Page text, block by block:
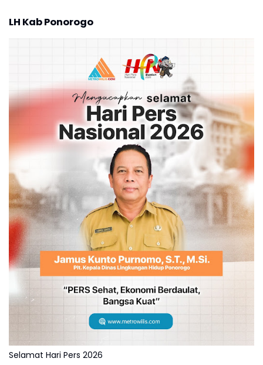
LH Kab Ponorogo
Selamat Hari Pers 2026